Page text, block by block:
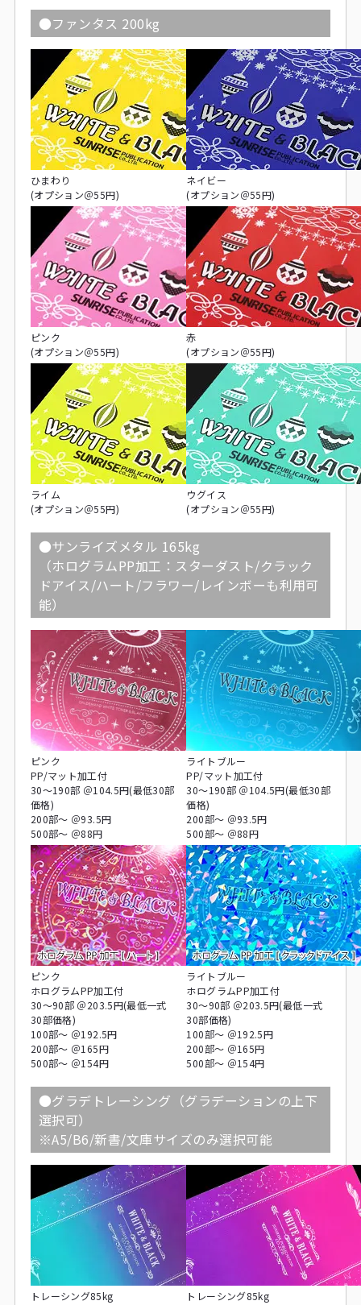
●ファンタス 200kg
ひまわり
(オプション＠55円)
ネイビー
(オプション＠55円)
ピンク
(オプション＠55円)
赤
(オプション＠55円)
ライム
(オプション＠55円)
ウグイス
(オプション＠55円)
●サンライズメタル 165kg
（ホログラムPP加工：スターダスト/クラック
ドアイス/ハート/フラワー/レインボーも利用可
能）
ピンク
PP/マット加工付
30～190部 ＠104.5円(最低30部
価格)
200部～ ＠93.5円
500部～ ＠88円
ライトブルー
PP/マット加工付
30～190部 ＠104.5円(最低30部
価格)
200部～ ＠93.5円
500部～ ＠88円
ピンク
ホログラムPP加工付
30～90部 ＠203.5円(最低一式
30部価格)
100部～ ＠192.5円
200部～ ＠165円
500部～ ＠154円
ライトブルー
ホログラムPP加工付
30～90部 ＠203.5円(最低一式
30部価格)
100部～ ＠192.5円
200部～ ＠165円
500部～ ＠154円
●グラデトレーシング（グラデーションの上下
選択可）
※A5/B6/新書/文庫サイズのみ選択可能
トレーシング85kg
トレーシング85kg